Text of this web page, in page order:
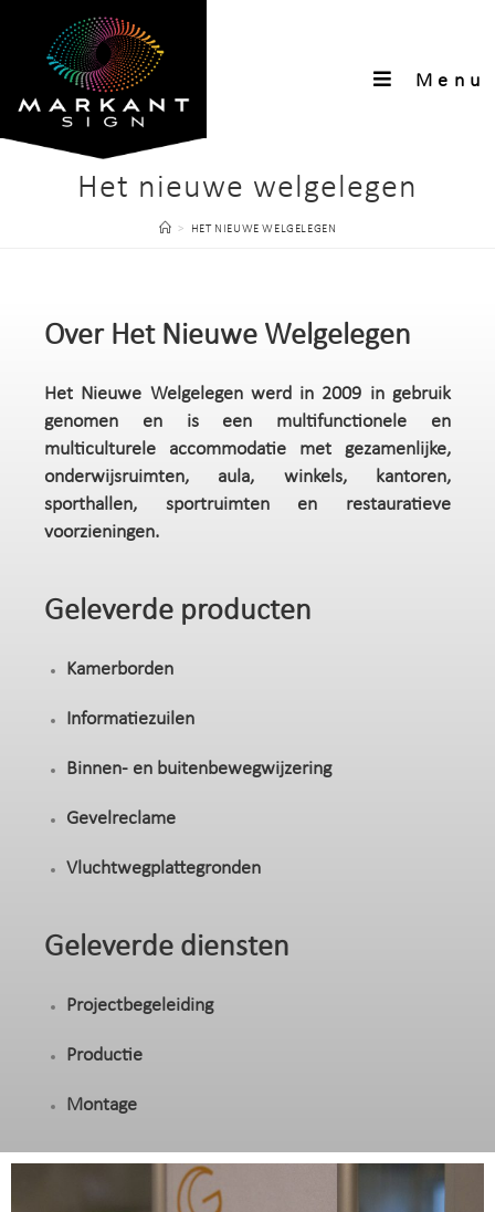
Menu
Het nieuwe welgelegen
> HET NIEUWE WELGELEGEN
Over Het Nieuwe Welgelegen
Het Nieuwe Welgelegen werd in 2009 in gebruik
genomen en is een multifunctionele en
multiculturele accommodatie met gezamenlijke,
onderwijsruimten, aula, winkels, kantoren,
sporthallen, sportruimten en restauratieve
voorzieningen.
Geleverde producten
Kamerborden
Informatiezuilen
Binnen- en buitenbewegwijzering
Gevelreclame
Vluchtwegplattegronden
Geleverde diensten
Projectbegeleiding
Productie
Montage